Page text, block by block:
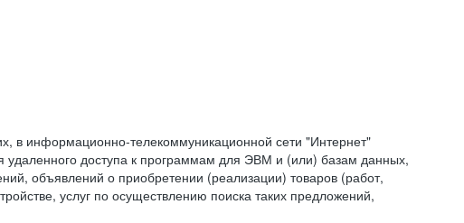
в информационно-телекоммуникационной сети "Интернет"
удаленного доступа к программам для ЭВМ и (или) базам данных,
объявлений о приобретении (реализации) товаров (работ,
услуг по осуществлению поиска таких предложений,